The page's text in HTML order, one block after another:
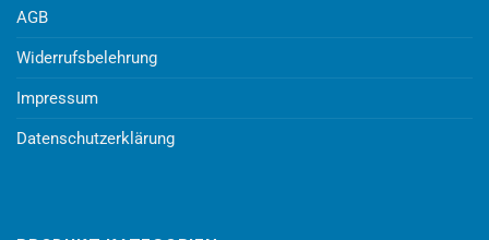
AGB
Widerrufsbelehrung
Impressum
Datenschutzerklärung